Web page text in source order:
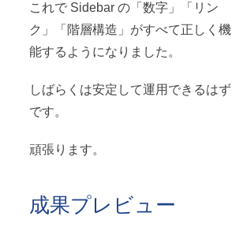
これで Sidebar の「数字」「リン
ク」「階層構造」がすべて正しく機
能するようになりました。
しばらくは安定して運用できるはず
です。
頑張ります。
成果プレビュー